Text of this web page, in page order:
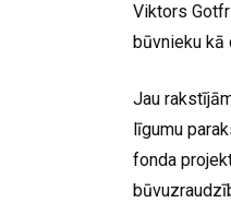
Viktors
būvnieku
Jau
līgumu
fonda